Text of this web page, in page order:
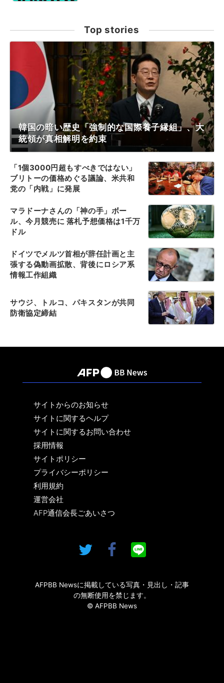
Top stories
韓国の暗い歴史「強制的な国際養子縁組」、大
統領が真相解明を約束
「1個3000円超もすべきではない」
ブリトーの価格めぐる議論、米共和
党の「内戦」に発展
マラドーナさんの「神の手」ボー
ル、今月競売に 落札予想価格は1千万
ドル
ドイツでメルツ首相が辞任計画と主
張する偽動画拡散、背後にロシア系
情報工作組織
サウジ、トルコ、パキスタンが共同
防衛協定締結
サイトからのお知らせ
サイトに関するヘルプ
サイトに関するお問い合わせ
採用情報
サイトポリシー
プライバシーポリシー
利用規約
運営会社
AFP通信会長ごあいさつ
AFPBB Newsに掲載している写真・見出し・記事
の無断使用を禁じます。
© AFPBB News